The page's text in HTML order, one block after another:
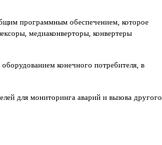
программным обеспечением, которое
медиаконверторы, конвертеры
конечного потребителя, в
для мониторинга аварий и вызова другого